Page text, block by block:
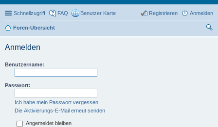
Schnellzugriff FAQ Benutzer Karte Anmelden
Registrieren
Foren-Übersicht
Anmelden
Benutzername:
Passwort:
Ich habe mein Passwort vergessen
Die Aktivierungs-E-Mail erneut senden
Angemeldet bleiben